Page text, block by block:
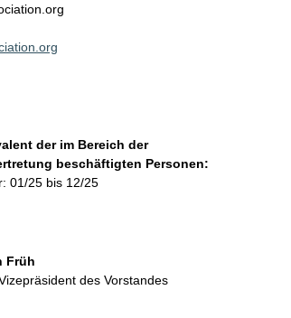
der im Bereich der
beschäftigten Personen:
01/25 bis 12/25
Früh
des Vorstandes